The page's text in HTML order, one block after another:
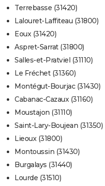
Terrebasse (31420)
Lalouret-Laffiteau (31800)
Eoux (31420)
Aspret-Sarrat (31800)
Salles-et-Pratviel (31110)
Le Fréchet (31360)
Montégut-Bourjac (31430)
Cabanac-Cazaux (31160)
Moustajon (31110)
Saint-Lary-Boujean (31350)
Lieoux (31800)
Montoussin (31430)
Burgalays (31440)
Lourde (31510)